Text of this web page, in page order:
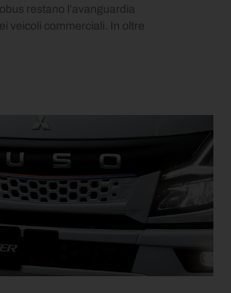
restano l’avanguardia
veicoli commerciali. In oltre